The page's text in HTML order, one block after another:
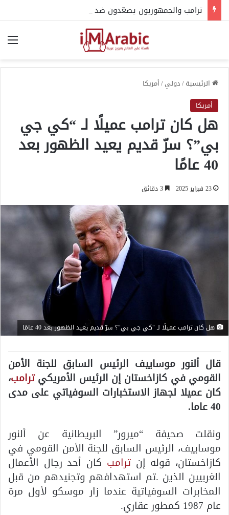
الرئيسية/دولي/أمريكا
أمريكا
هل كان ترامب عميلًا لـ “كي جي
بي”؟ سرّ قديم يعيد الظهور بعد
40 عامًا
23 فبراير 2025
هل كان ترامب عميلًا لـ "كي جي بي"؟ سرّ قديم يعيد الظهور بعد 40 عامًا
قال ألنور موساييف الرئيس السابق للجنة الأمن
القومي في كازاخستان إن الرئيس الأمريكيترامب،
كان عميلا لجهاز الاستخبارات السوفياتي على مدى
40 عاما.
ونقلت صحيفة “ميرور” البريطانية عن ألنور
موساييف، الرئيس السابق للجنة الأمن القومي في
كازاخستان، قوله إن ترامب كان أحد رجال الأعمال
الغربيين الذين .تم استهدافهم وتجنيدهم من قبل
المخابرات السوفياتية عندما زار موسكو لأول مرة
عام 1987 كمطور عقاري.